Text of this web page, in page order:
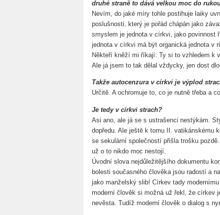
druhé straně to dává velkou moc do
Nevím, do jaké míry tohle postihuje laiky
poslušnosti, který je pořád chápán jako
smyslem je jednota v církvi, jako povinnost
jednota v církvi má být organická jednota v
Někteří kněží mi říkají: Ty si to vzhledem k
Ale já jsem to tak dělal vždycky, jen dost
Takže autocenzura v církvi je výplod
Určitě. A ochromuje to, co je nutně třeba a
Je tedy v církvi strach?
Asi ano, ale já se s ustrašenci nestýkám.
dopředu. Ale ještě k tomu II. vatikánskému
se sekulární společností přišla trošku
už o to nikdo moc nestojí.
Úvodní slova nejdůležitějšího dokumentu
bolesti současného člověka jsou radostí a
jako manželský slib! Církev tady
moderní člověk si možná už řekl, že církev
nevěsta. Tudíž moderní člověk o dialog s